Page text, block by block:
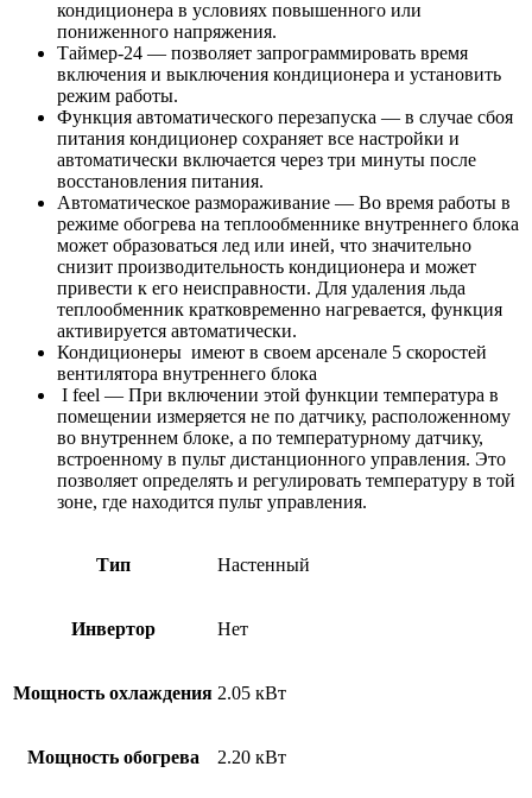
кондиционера в условиях повышенного или
пониженного напряжения.
Таймер-24 — позволяет запрограммировать время
включения и выключения кондиционера и установить
режим работы.
Функция автоматического перезапуска — в случае сбоя
питания кондиционер сохраняет все настройки и
автоматически включается через три минуты после
восстановления питания.
Автоматическое размораживание — Во время работы в
режиме обогрева на теплообменнике внутреннего блока
может образоваться лед или иней, что значительно
снизит производительность кондиционера и может
привести к его неисправности. Для удаления льда
теплообменник кратковременно нагревается, функция
активируется автоматически.
Кондиционеры имеют в своем арсенале 5 скоростей
вентилятора внутреннего блока
I feel — При включении этой функции температура в
помещении измеряется не по датчику, расположенному
во внутреннем блоке, а по температурному датчику,
встроенному в пульт дистанционного управления. Это
позволяет определять и регулировать температуру в той
зоне, где находится пульт управления.
Тип Настенный
Инвертор Нет
Мощность охлаждения 2.05 кВт
Мощность обогрева 2.20 кВт